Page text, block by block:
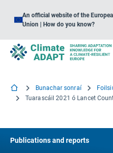
An official website of the
Union | How do you know?
Bunachar sonraí
Publications and reports